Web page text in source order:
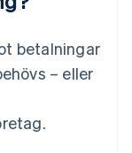
betalningar
– eller